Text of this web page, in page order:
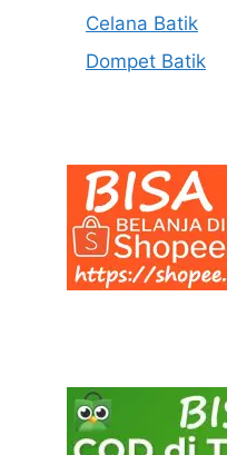
Celana Batik
Dompet Batik